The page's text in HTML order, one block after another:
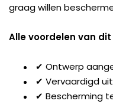
graag willen
Alle voordelen van
✔ Ontwerp
✔ Vervaardigd
✔ Bescherming